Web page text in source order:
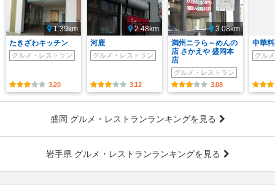
1.39km
たきざわキッチン
グルメ・レストラン
3.20
2.48km
河鹿
グルメ・レストラン
3.12
3.08km
満州ニラら～めんの
店 さかえや 盛岡本
店
グルメ・レストラン
3.08
中華
グル
盛岡 グルメ・レストランランキングを見る
岩手県 グルメ・レストランランキングを見る